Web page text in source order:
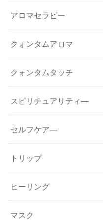
アロマセラピー
クォンタムアロマ
クォンタムタッチ
スピリチュアリティ―
セルフケア―
トリップ
ヒーリング
マスク